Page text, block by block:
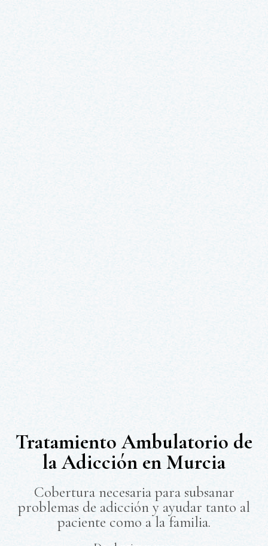
Tratamiento Ambulatorio de
la Adicción en Murcia
Cobertura necesaria para subsanar
problemas de adicción y ayudar tanto al
paciente como a la familia.